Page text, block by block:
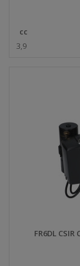
cc
3,9
FR6DL CSIR